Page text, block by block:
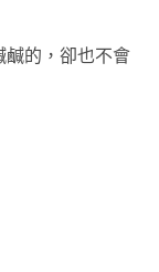
鹹的，卻也不會